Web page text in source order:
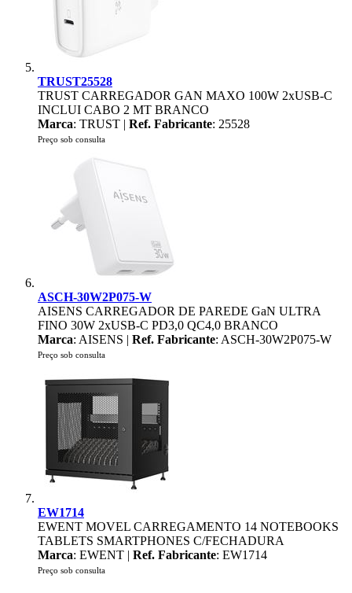
TRUST25528
TRUST CARREGADOR GAN MAXO 100W 2xUSB-C
INCLUI CABO 2 MT BRANCO
Marca: TRUST | Ref. Fabricante: 25528
Preço sob consulta
ASCH-30W2P075-W
AISENS CARREGADOR DE PAREDE GaN ULTRA
FINO 30W 2xUSB-C PD3,0 QC4,0 BRANCO
Marca: AISENS | Ref. Fabricante: ASCH-30W2P075-W
Preço sob consulta
EW1714
EWENT MOVEL CARREGAMENTO 14 NOTEBOOKS
TABLETS SMARTPHONES C/FECHADURA
Marca: EWENT | Ref. Fabricante: EW1714
Preço sob consulta